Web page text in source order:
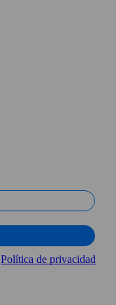
Política de privacidad